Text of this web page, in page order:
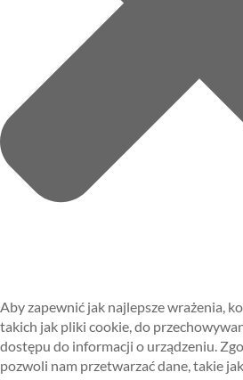
Aby zapewnić jak najlepsze wrażenia,
takich jak pliki cookie, do
dostępu do informacji o urządzeniu.
pozwoli nam przetwarzać dane, takie